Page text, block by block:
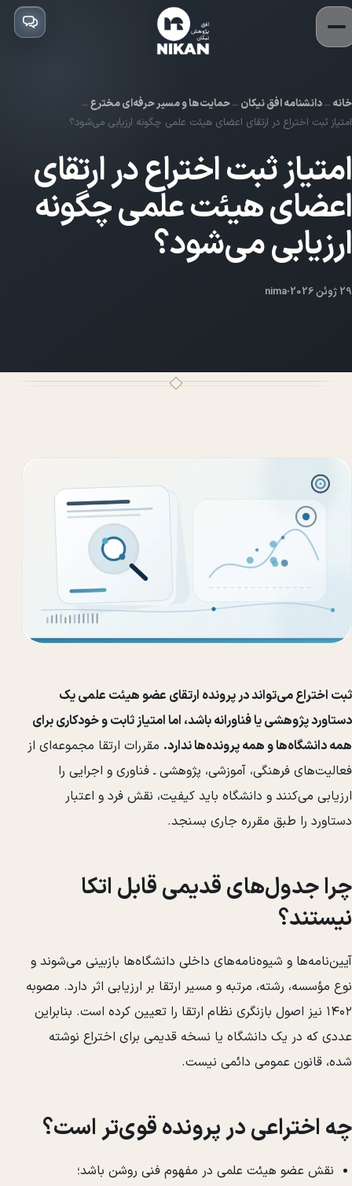
خانه دانشنامه افق نیکان
حمایت‌ها و مسیر حرفه‌ای مخترع
امتیاز ثبت اختراع در ارتقای اعضای هیئت علمی چگونه ارزیابی می‌شود؟
امتیاز ثبت اختراع در ارتقای
اعضای هیئت علمی چگونه
ارزیابی می‌شود؟
29 ژوئن 2026 ·
nima
ثبت اختراع می‌تواند در پرونده ارتقای عضو هیئت علمی یک
دستاورد پژوهشی یا فناورانه باشد، اما امتیاز ثابت و خودکاری برای
همه دانشگاه‌ها و همه پرونده‌ها ندارد. مقررات ارتقا مجموعه‌ای از
فعالیت‌های فرهنگی، آموزشی، پژوهشی ـ فناوری و اجرایی را
ارزیابی می‌کنند و دانشگاه باید کیفیت، نقش فرد و اعتبار
دستاورد را طبق مقرره جاری بسنجد.
چرا جدول‌های قدیمی قابل اتکا
نیستند؟
آیین‌نامه‌ها و شیوه‌نامه‌های داخلی دانشگاه‌ها بازبینی می‌شوند و
نوع مؤسسه، رشته، مرتبه و مسیر ارتقا بر ارزیابی اثر دارد. مصوبه
۱۴۰۲ نیز اصول بازنگری نظام ارتقا را تعیین کرده است. بنابراین
عددی که در یک دانشگاه یا نسخه قدیمی برای اختراع نوشته
شده، قانون عمومی دائمی نیست.
چه اختراعی در پرونده قوی‌تر است؟
نقش عضو هیئت علمی در مفهوم فنی روشن باشد؛